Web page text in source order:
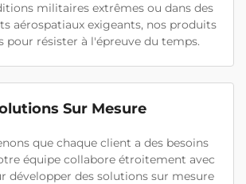
militaires extrêmes ou dans des
aérospatiaux exigeants, nos produits
pour résister à l'épreuve du temps.
Sur Mesure
que chaque client a des besoins
équipe collabore étroitement avec
développer des solutions sur mesure